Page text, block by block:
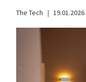
The Tech 19.01.2026